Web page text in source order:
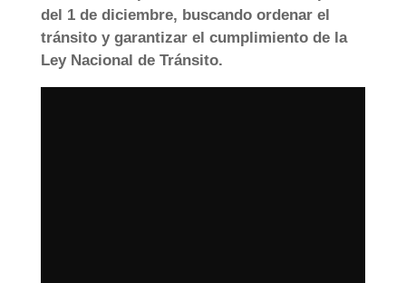
del 1 de diciembre, buscando ordenar el
tránsito y garantizar el cumplimiento de la
Ley Nacional de Tránsito.